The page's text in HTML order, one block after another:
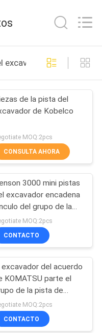
del
855
del
452
375
de la pista del
de Kobelco
MOQ:2pcs
CONSULTA AHORA
3000 mini pistas
excavador encadena
del grupo de la
de las piezas del
de aterrizaje del
MOQ:2pcs
CONTACTO
excavador del acuerdo
KOMATSU parte el
de la pista de
-8 con el cojín
poliuretano
MOQ:2pcs
CONTACTO